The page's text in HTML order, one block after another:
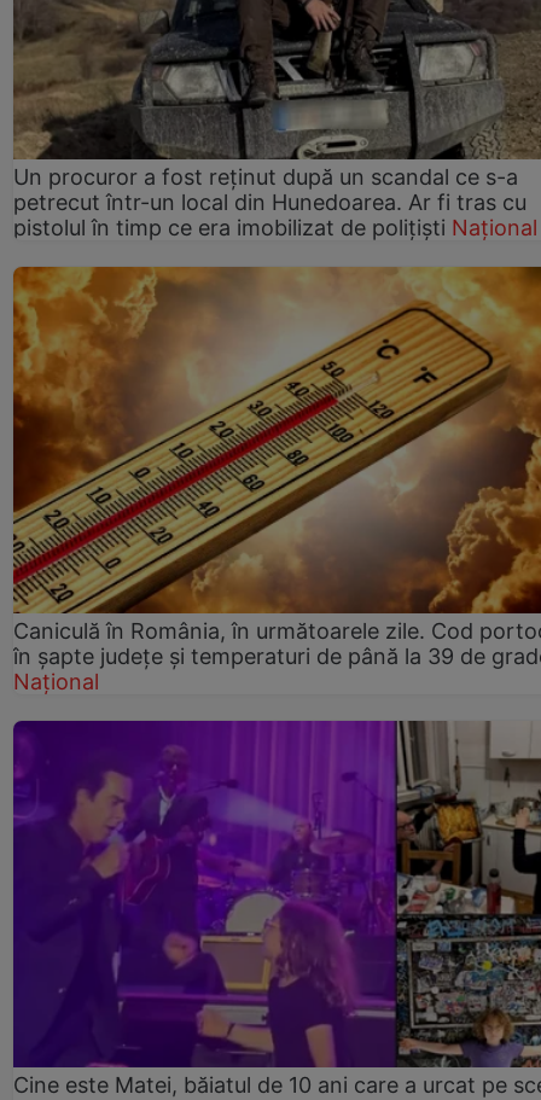
Un procuror a fost reținut după un scandal ce s-a
petrecut într-un local din Hunedoarea. Ar fi tras cu
pistolul în timp ce era imobilizat de polițiști Național
Caniculă în România, în următoarele zile. Cod
în șapte județe și temperaturi de până la 39 de
Național
Cine este Matei, băiatul de 10 ani care a urcat pe